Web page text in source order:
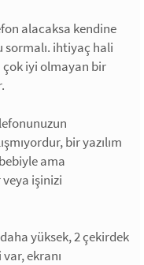
alacaksa kendine
sormalı. ihtiyaç hali
iyi olmayan bir
bir yazılım
ama
veya işinizi
yüksek, 2 çekirdek
ekranı